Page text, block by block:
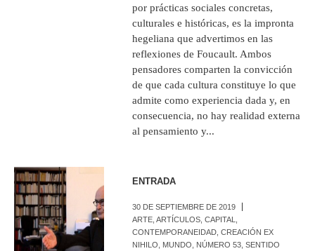
por prácticas sociales concretas,
culturales e históricas, es la impronta
hegeliana que advertimos en las
reflexiones de Foucault. Ambos
pensadores comparten la convicción
de que cada cultura constituye lo que
admite como experiencia dada y, en
consecuencia, no hay realidad externa
al pensamiento y...
ENTRADA
30 DE SEPTIEMBRE DE 2019
ARTE ,ARTÍCULOS ,CAPITAL
CONTEMPORANEIDAD ,CREACIÓN EX
NIHILO
MUNDO NÚMERO 53 ,SENTIDO